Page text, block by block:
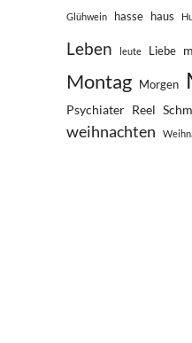
Glühwein hasse haus
Leben leute Liebe
Montag Morgen
Psychiater Reel
weihnachten